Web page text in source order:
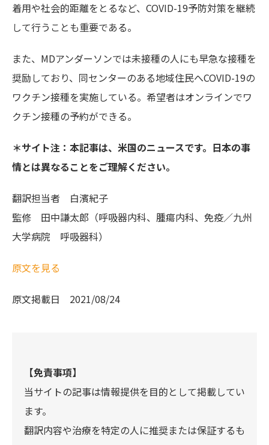
着用や社会的距離をとるなど、COVID-19予防対策を継続
して行うことも重要である。
また、MDアンダーソンでは未接種の人にも早急な接種を
奨励しており、同センターのある地域住民へCOVID-19の
ワクチン接種を実施している。希望者はオンラインでワ
クチン接種の予約ができる。
＊サイト注：本記事は、米国のニュースです。日本の事
情とは異なることをご理解ください。
翻訳担当者 白濱紀子
監修 田中謙太郎（呼吸器内科、腫瘍内科、免疫／九州
大学病院 呼吸器科）
原文を見る
原文掲載日 2021/08/24
【免責事項】
当サイトの記事は情報提供を目的として掲載してい
ます。
翻訳内容や治療を特定の人に推奨または保証するも